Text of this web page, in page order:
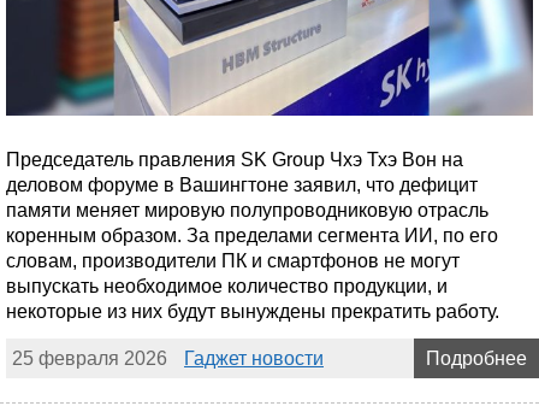
Председатель правления SK Group Чхэ Тхэ Вон на
деловом форуме в Вашингтоне заявил, что дефицит
памяти меняет мировую полупроводниковую отрасль
коренным образом. За пределами сегмента ИИ, по его
словам, производители ПК и смартфонов не могут
выпускать необходимое количество продукции, и
некоторые из них будут вынуждены прекратить работу.
25 февраля 2026 Гаджет новости Подробнее